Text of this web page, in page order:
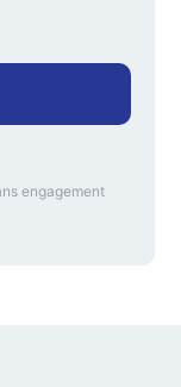
engagement